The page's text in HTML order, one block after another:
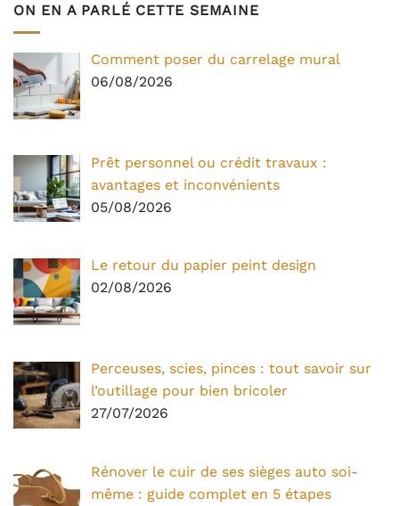
ON EN A PARLÉ CETTE SEMAINE
Comment poser du carrelage mural
06/08/2026
Prêt personnel ou crédit travaux :
avantages et inconvénients
05/08/2026
Le retour du papier peint design
02/08/2026
Perceuses, scies, pinces : tout savoir sur
l’outillage pour bien bricoler
27/07/2026
Rénover le cuir de ses sièges auto soi-
même : guide complet en 5 étapes